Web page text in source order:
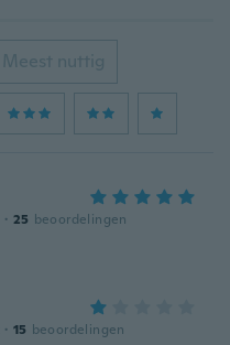
Meest nuttig
· 25 beoordelingen
· 15 beoordelingen